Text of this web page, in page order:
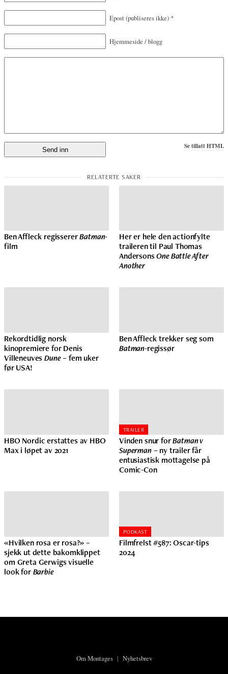
Epost(publiseres ikke) *
Hjemmeside / blogg
Se tillatt HTML
Ben Affleck regissererBatman-
film
Her er hele den actionfylte
traileren til Paul Thomas
AndersonsOne Battle After
Another
Rekordtidlig norsk
kinopremiere for Denis
VilleneuvesDune– fem uker
før USA!
Ben Affleck trekker seg som
Batman-regissør
HBO Nordic erstattes av HBO
Max i løpet av 2021
TRAILER
Vinden snur forBatman v
Superman– ny trailer får
entusiastisk mottagelse på
Comic-Con
«Hvilken rosa er rosa?» –
sjekk ut dette bakomklippet
om Greta Gerwigs visuelle
look forBarbie
PODKAST
Filmfrelst #587: Oscar-tips
2024
Om Montages| Nyhetsbrev